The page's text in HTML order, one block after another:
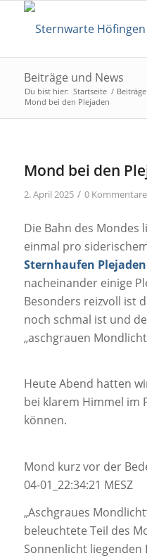
Beiträge und News
Du bist hier: Startseite /
Mond bei den Plejaden
Mond bei den
2. April 2025 / 0 Kommentare
Die Bahn des Mondes
einmal pro
Sternhaufen Plejaden
nacheinander einige
Besonders reizvoll ist
noch schmal ist und
„aschgrauen
Heute Abend hatten
bei klarem Himmel im
können.
Mond kurz vor der
04-01_22:34:21 MESZ
„Aschgraues
beleuchtete Teil des
Sonnenlicht